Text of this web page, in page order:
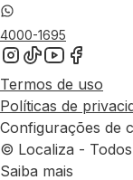
4000-1695
Termos de uso
Políticas de
Configurações de
© Localiza -
Saiba mais